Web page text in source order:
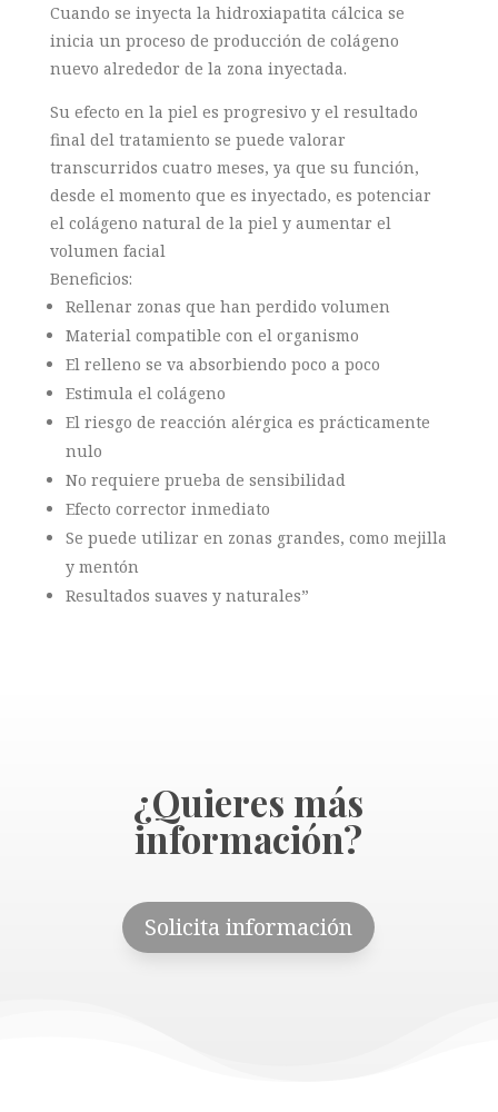
Cuando se inyecta la hidroxiapatita cálcica se
inicia un proceso de producción de colágeno
nuevo alrededor de la zona inyectada.
Su efecto en la piel es progresivo y el resultado
final del tratamiento se puede valorar
transcurridos cuatro meses, ya que su función,
desde el momento que es inyectado, es potenciar
el colágeno natural de la piel y aumentar el
volumen facial
Beneficios:
Rellenar zonas que han perdido volumen
Material compatible con el organismo
El relleno se va absorbiendo poco a poco
Estimula el colágeno
El riesgo de reacción alérgica es prácticamente
nulo
No requiere prueba de sensibilidad
Efecto corrector inmediato
Se puede utilizar en zonas grandes, como mejilla
y mentón
Resultados suaves y naturales”
¿Quieres más
información?
Solicita información